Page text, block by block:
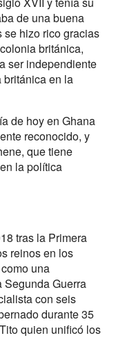
de una buena
se hizo rico gracias
británica,
ser independiente
en la
de hoy en Ghana
reconocido, y
que tiene
la política
tras la Primera
reinos en los
una
Segunda Guerra
con seis
durante 35
quien unificó los